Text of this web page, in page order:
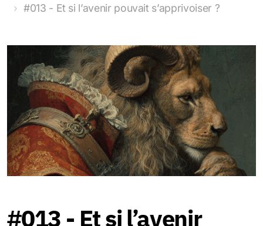
#013 - Et si l’avenir pouvait s’apprivoiser ?
#013 - Et si l’avenir